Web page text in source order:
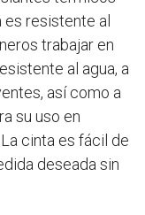
es resistente al
trabajar en
al agua, a
así como a
su uso en
cinta es fácil de
deseada sin